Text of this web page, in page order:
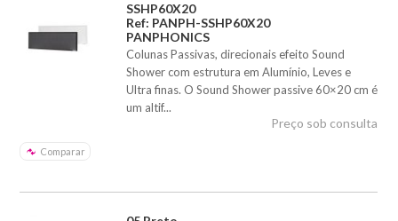
SSHP60X20
Ref: PANPH-SSHP60X20
PANPHONICS
Colunas Passivas, direcionais efeito Sound
Shower com estrutura em Alumínio, Leves e
Ultra finas. O Sound Shower passive 60×20 cm é
um altif...
Comparar
Preço sob consulta